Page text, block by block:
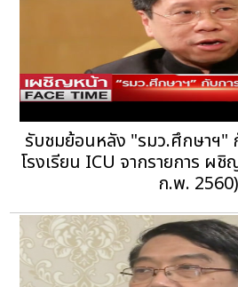
รับชมย้อนหลัง "รมว.ศึกษาฯ"
โรงเรียน ICU จากรายการ ผ
ก.พ. 2560)